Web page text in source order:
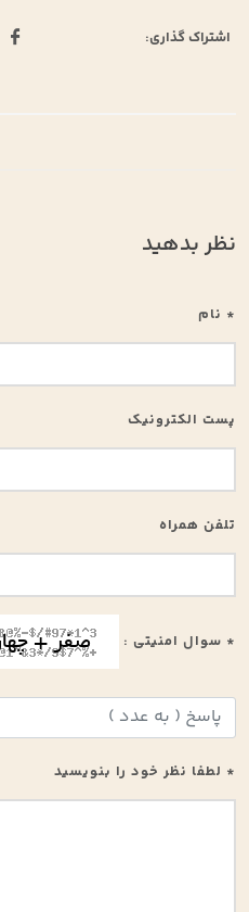
اشتراک گذاری:
نظر بدهید
* نام
پست الکترونیک
تلفن همراه
* سوال امنیتی :
* لطفا نظر خود را بنویسید